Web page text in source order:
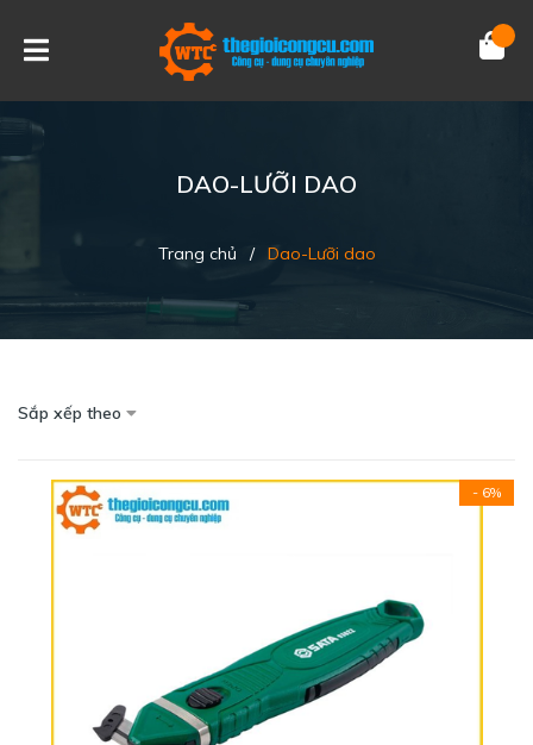
DAO-LƯỠI DAO
Trang chủ / Dao-Lưỡi dao
Sắp xếp theo
- 6%